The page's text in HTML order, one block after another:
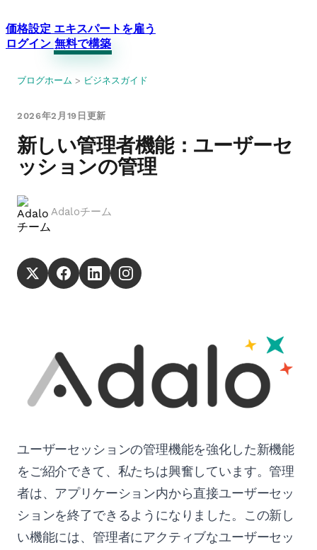
価格設定 エキスパートを雇う
ログイン 無料で構築
ブログホーム > ビジネスガイド
2026年2月19日更新
新しい管理者機能：ユーザーセ
ッションの管理
Adaloチーム
ユーザーセッションの管理機能を強化した新機能
をご紹介できて、私たちは興奮しています。管理
者は、アプリケーション内から直接ユーザーセッ
ションを終了できるようになりました。この新し
い機能には、管理者にアクティブなユーザーセッ